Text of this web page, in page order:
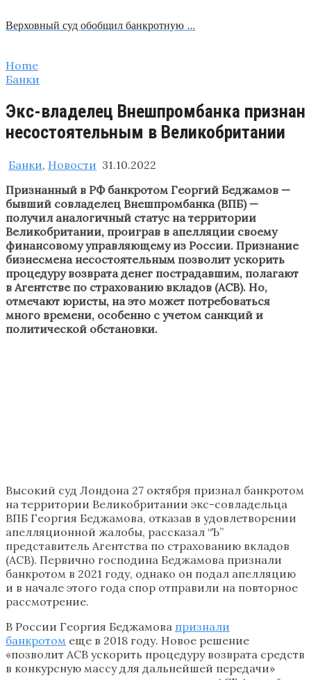
Верховный суд обобщил банкротную …
Home
Банки
Экс-владелец Внешпромбанка признан
несостоятельным в Великобритании
Банки, Новости 31.10.2022
Признанный в РФ банкротом Георгий Беджамов —
бывший совладелец Внешпромбанка (ВПБ) —
получил аналогичный статус на территории
Великобритании, проиграв в апелляции своему
финансовому управляющему из России. Признание
бизнесмена несостоятельным позволит ускорить
процедуру возврата денег пострадавшим, полагают
в Агентстве по страхованию вкладов (АСВ). Но,
отмечают юристы, на это может потребоваться
много времени, особенно с учетом санкций и
политической обстановки.
Высокий суд Лондона 27 октября признал банкротом
на территории Великобритании экс-совладельца
ВПБ Георгия Беджамова, отказав в удовлетворении
апелляционной жалобы, рассказал “Ъ”
представитель Агентства по страхованию вкладов
(АСВ). Первично господина Беджамова признали
банкротом в 2021 году, однако он подал апелляцию
и в начале этого года спор отправили на повторное
рассмотрение.
В России Георгия Беджамова признали
банкротом еще в 2018 году. Новое решение
«позволит АСВ ускорить процедуру возврата средств
в конкурсную массу для дальнейшей передачи»